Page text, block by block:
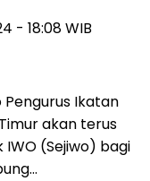
- 18:08 WIB
Pengurus Ikatan
akan terus
(Sejiwo) bagi